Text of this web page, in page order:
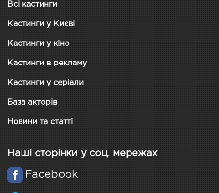
Всі кастинги
Кастинги у Києві
Кастинги у кіно
Кастинги в рекламу
Кастинги у серіали
База акторів
Новини та статті
Наші сторінки у соц. мережах
Facebook